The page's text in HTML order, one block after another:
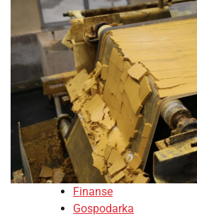
Finanse
Gospodarka